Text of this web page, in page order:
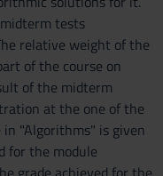
tests
relative weight of the
of the course on
of the midterm
at the one of the
in "Algorithms" is given
for the module